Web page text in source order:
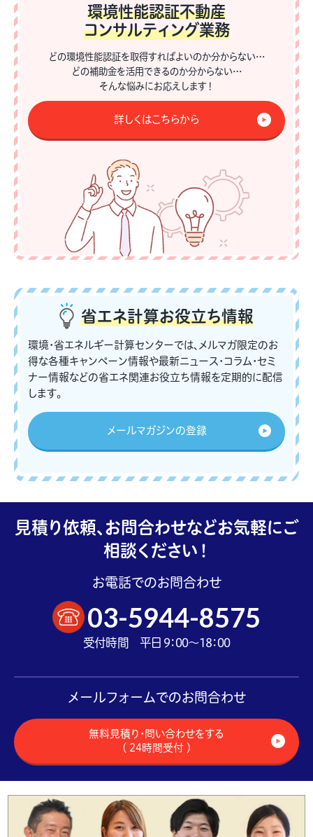
環境性能認証不動産
コンサルティング業務
どの環境性能認証を取得すればよいのか分からない…
どの補助金を活用できるのか分からない…
そんな悩みにお応えします！
詳しくはこちらから
省エネ計算お役立ち情報
環境・省エネルギー計算センターでは、メルマガ限定のお
得な各種キャンペーン情報や最新ニュース・コラム・セミ
ナー情報などの省エネ関連お役立ち情報を定期的に配信
します。
メールマガジンの登録
見積り依頼、お問合わせなどお気軽にご
相談ください！
お電話でのお問合わせ
03-5944-8575
受付時間 平日 9：00～18：00
メールフォームでのお問合わせ
無料見積り・問い合わせをする
（ 24時間受付 ）